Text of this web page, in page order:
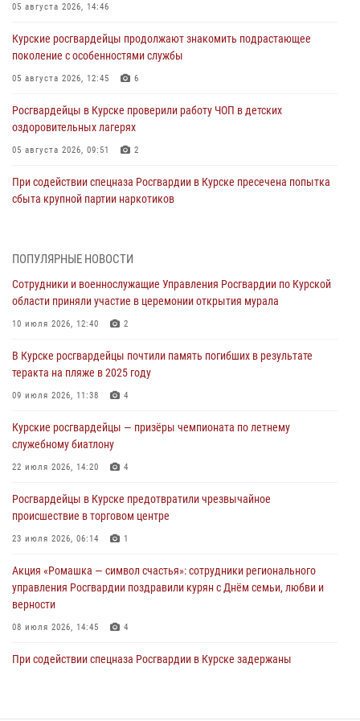
05 августа 2026, 14:46
Курские росгвардейцы продолжают знакомить подрастающее
поколение с особенностями службы
05 августа 2026, 12:45 6
Росгвардейцы в Курске проверили работу ЧОП в детских
оздоровительных лагерях
05 августа 2026, 09:51 2
При содействии спецназа Росгвардии в Курске пресечена попытка
сбыта крупной партии наркотиков
За прошедшую неделю росгвардейцы Курской области проверили
04 августа 2026, 07:00
В Курской области росгвардейцы за прошедшую неделю совершили
03 августа 2026, 09:46
За прошедшую неделю росгвардейцы Курской области проверили
30 июля 2026, 07:00
Курские росгвардейцы приняли участие в благодарственном
28 июля 2026, 13:17
ПОПУЛЯРНЫЕ НОВОСТИ
Сотрудники и военнослужащие Управления Росгвардии по Курской
области приняли участие в церемонии открытия мурала
10 июля 2026, 12:40 2
В Курске росгвардейцы почтили память погибших в результате
теракта на пляже в 2025 году
09 июля 2026, 11:38 4
Курские росгвардейцы — призёры чемпионата по летнему
служебному биатлону
22 июля 2026, 14:20 4
Росгвардейцы в Курске предотвратили чрезвычайное
происшествие в торговом центре
23 июля 2026, 06:14 1
Акция «Ромашка — символ счастья»: сотрудники регионального
управления Росгвардии поздравили курян с Днём семьи, любви и
верности
08 июля 2026, 14:45 4
При содействии спецназа Росгвардии в Курске задержаны